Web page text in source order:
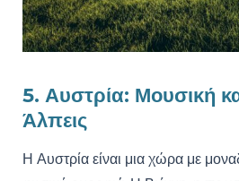
5. Αυστρία: Μουσική
Άλπεις
Η Αυστρία είναι μια χώρα με